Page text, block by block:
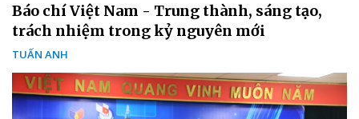
Báo chí Việt Nam - Trung thành, sáng tạo,
trách nhiệm trong kỷ nguyên mới
TUẤN ANH